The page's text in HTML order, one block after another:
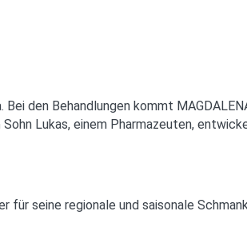
den Behandlungen kommt
Lukas, einem Pharmazeuten,
für seine regionale und saisonale